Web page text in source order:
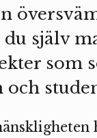
själv
som